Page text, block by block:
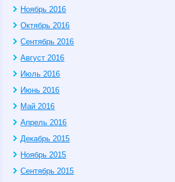
Ноябрь 2016
Октябрь 2016
Сентябрь 2016
Август 2016
Июль 2016
Июнь 2016
Май 2016
Апрель 2016
Декабрь 2015
Ноябрь 2015
Сентябрь 2015